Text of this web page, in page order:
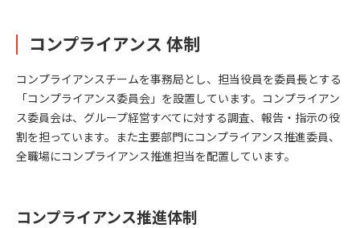
コンプライアンス 体制
コンプライアンスチームを事務局とし、担当役員を委員長とする
「コンプライアンス委員会」を設置しています。コンプライアン
ス委員会は、グループ経営すべてに対する調査、報告・指示の役
割を担っています。また主要部門にコンプライアンス推進委員、
全職場にコンプライアンス推進担当を配置しています。
コンプライアンス推進体制